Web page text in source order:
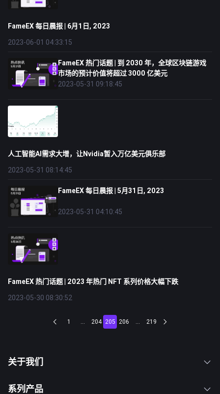
FameEX 每日晨报 | 6月1日, 2023
2023-06-01 04:33:15
FameEX 热门话题 | 到 2030 年，全球区块链游戏
市场的预计价值将超过 3000 亿美元
2023-05-31 09:18:45
人工智能AI需求大增，让Nvidia暂入万亿美元俱乐部
2023-05-31 08:14:45
FameEX 每日晨报 | 5月31日, 2023
2023-05-31 04:10:45
FameEX 热门话题 | 2023 年热门 NFT 系列价格大幅下跌
2023-05-30 08:30:52
1 ... 204 205 206 ... 219
关于我们
系列产品